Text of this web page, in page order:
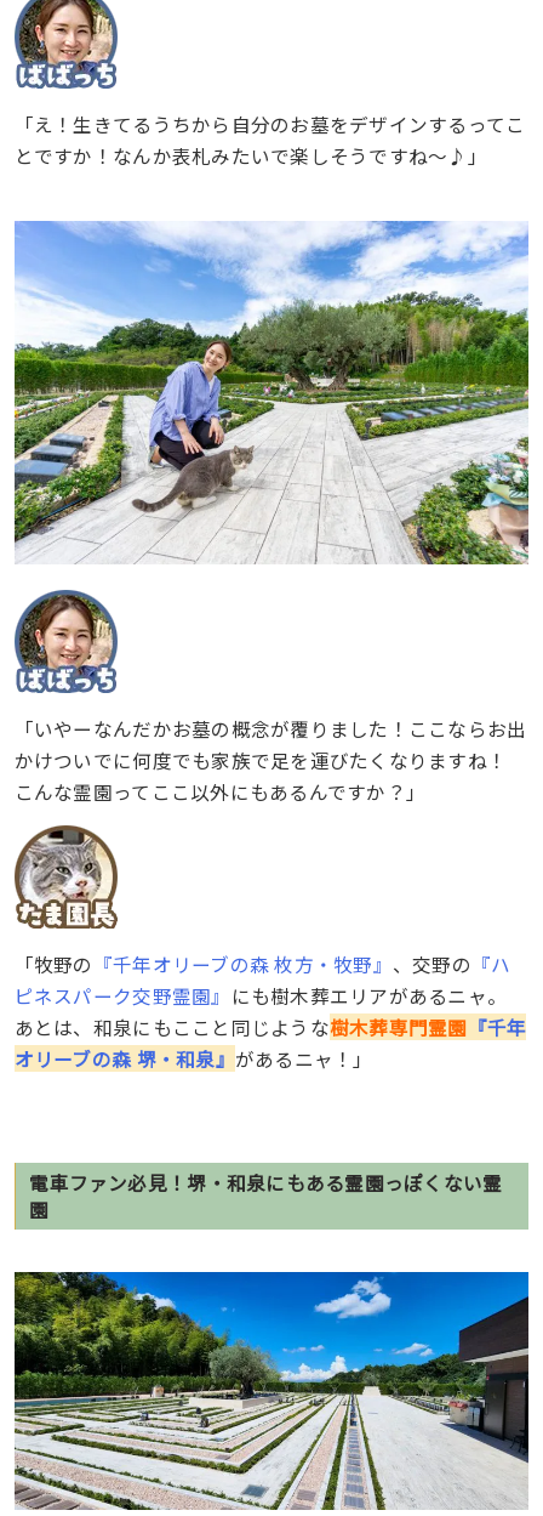
「え！生きてるうちから自分のお墓をデザインするってこ
とですか！なんか表札みたいで楽しそうですね〜♪」
「いやーなんだかお墓の概念が覆りました！ここならお出
かけついでに何度でも家族で足を運びたくなりますね！
こんな霊園ってここ以外にもあるんですか？」
「牧野の 『千年オリーブの森 枚方・牧野』 、交野の 『ハ
ピネスパーク交野霊園』 にも樹木葬エリアがあるニャ。
あとは、和泉にもここと同じような樹木葬専門霊園 『千年
オリーブの森 堺・和泉』 があるニャ！」
電車ファン必見！堺・和泉にもある霊園っぽくない霊
園